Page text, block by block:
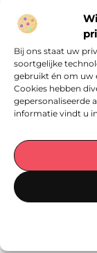
Bij ons staat uw
soortgelijke
gebruikt én om uw
Cookies hebben
gepersonaliseerde
informatie vindt u in
— Ontdek een
Onze